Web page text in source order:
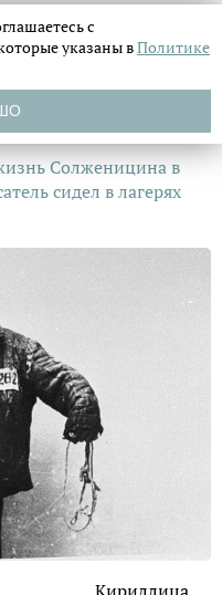
Солженицина в
сидел в лагерях
с
указаны вПолитике